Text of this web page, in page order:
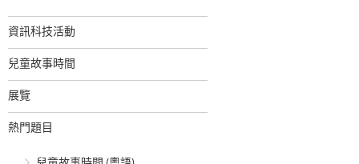
資訊科技活動
兒童故事時間
展覽
熱門題目